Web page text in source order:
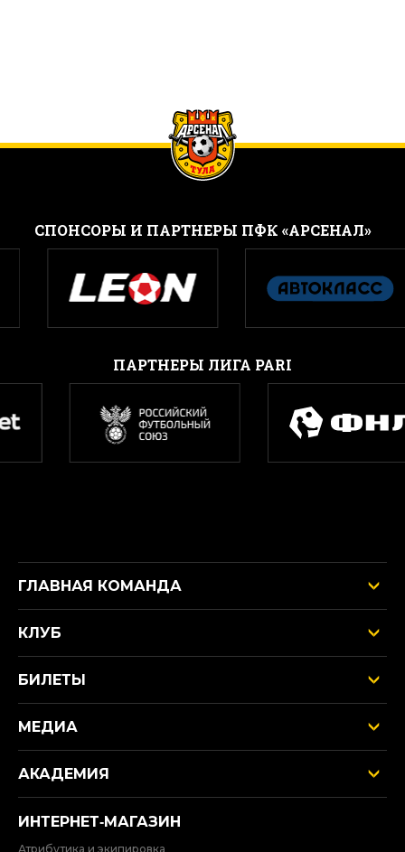
CПОНСОРЫ И ПАРТНЕРЫ ПФК «АРСЕНАЛ»
ПАРТНЕРЫ ЛИГА PARI
ГЛАВНАЯ КОМАНДА
КЛУБ
БИЛЕТЫ
МЕДИА
АКАДЕМИЯ
ИНТЕРНЕТ‑МАГАЗИН
Атрибутика и экипировка